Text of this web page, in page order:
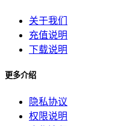
关于我们
充值说明
下载说明
更多介绍
隐私协议
权限说明